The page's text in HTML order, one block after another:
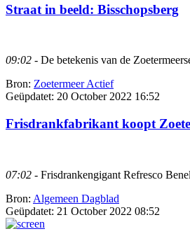
Straat in beeld: Bisschopsberg
09:02 - De betekenis van de
Bron: Zoetermeer Actief
Geüpdatet: 20 October 2022 16:52
Frisdrankfabrikant koopt
07:02 - Frisdrankengigant Refresco
Bron: Algemeen Dagblad
Geüpdatet: 21 October 2022 08:52